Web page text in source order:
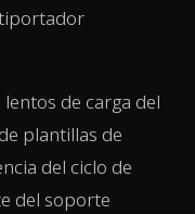
de carga del
plantillas de
del ciclo de
del soporte